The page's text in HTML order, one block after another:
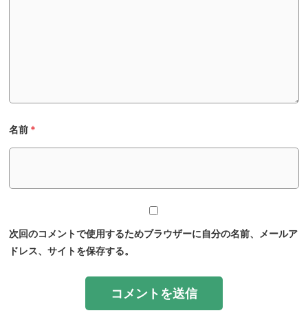
名前 *
次回のコメントで使用するためブラウザーに自分の名前、メールア
ドレス、サイトを保存する。